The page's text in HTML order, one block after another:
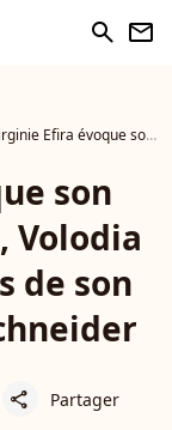
search newsletter
évoque son entente avec Vassili, Volodia et Aliocha, les frères de son compagnon Niels Schneider
son
Volodia
de son
share Partager